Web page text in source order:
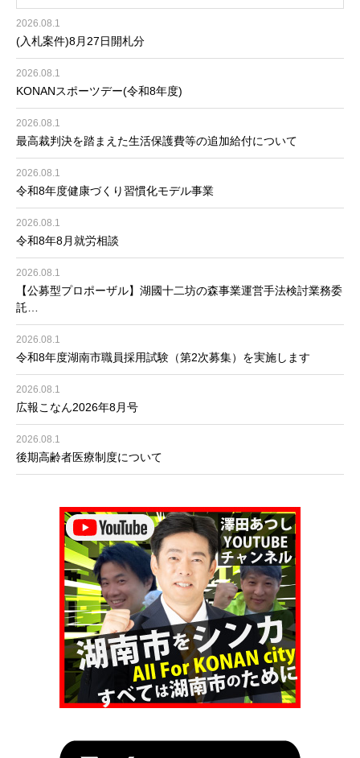
2026.08.1
(入札案件)8月27日開札分
2026.08.1
KONANスポーツデー(令和8年度)
2026.08.1
最高裁判決を踏まえた生活保護費等の追加給付について
2026.08.1
令和8年度健康づくり習慣化モデル事業
2026.08.1
令和8年8月就労相談
2026.08.1
【公募型プロポーザル】湖國十二坊の森事業運営手法検討業務委
託…
2026.08.1
令和8年度湖南市職員採用試験（第2次募集）を実施します
2026.08.1
広報こなん2026年8月号
2026.08.1
後期高齢者医療制度について